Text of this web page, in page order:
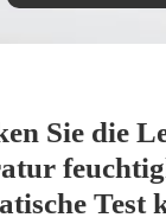
Sie die
Test